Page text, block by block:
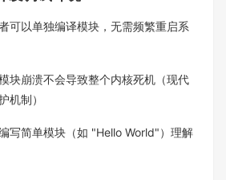
可以单独编译模块，无需频繁重启系
块崩溃不会导致整个内核死机（现代
机制）​
编写简单模块（如 "Hello World"）理解